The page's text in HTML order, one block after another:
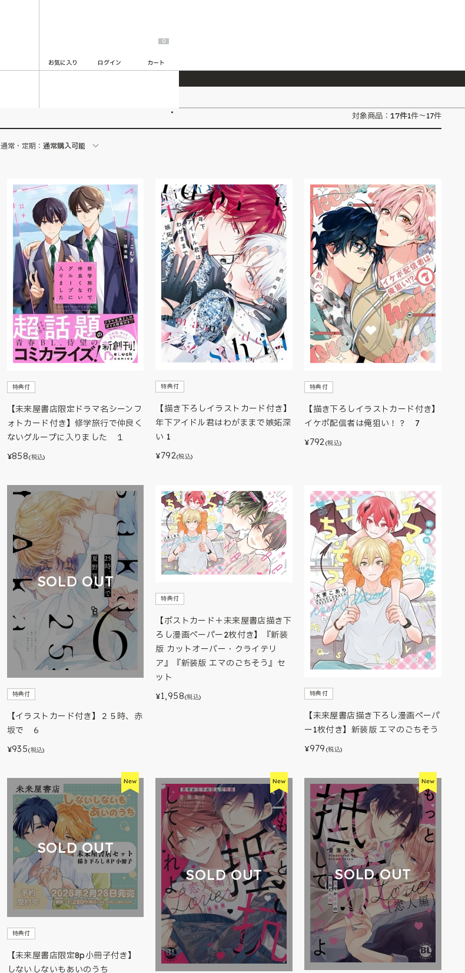
2026/7/23 『ONE PIECE magazine 021 ONE PIECEカード付き同梱版』発売延期のご案内
お気に入り ログイン
0
カート
対象商品： 17件1件～17件
通常・定期： 通常購入可能
特典付
【未来屋書店限定ドラマ名シーンフ
ォトカード付き】修学旅行で仲良く
ないグループに入りました １
¥858(税込)
特典付
【描き下ろしイラストカード付き】
年下アイドル君はわがままで嫉妬深
い 1
¥792(税込)
特典付
【描き下ろしイラストカード付き】
イケボ配信者は俺狙い！？ 7
¥792(税込)
SOLD OUT
特典付
【イラストカード付き】２５時、赤
坂で ６
¥935(税込)
特典付
【ポストカード＋未来屋書店描き下
ろし漫画ペーパー2枚付き】『新装
版 カットオーバー・クライテリ
ア』『新装版 エマのごちそう』セ
ット
¥1,958(税込)
特典付
【未来屋書店描き下ろし漫画ペーパ
ー1枚付き】新装版 エマのごちそう
¥979 (税込)
SOLD OUT
特典付
【未来屋書店限定8p小冊子付き】
しないしないもあいのうち
SOLD OUT SOLD OUT